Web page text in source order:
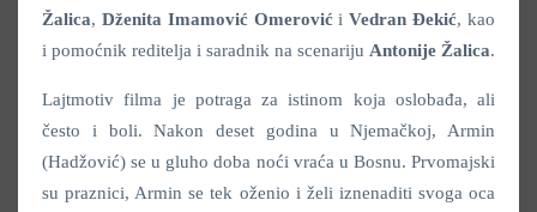
Žalica, Dženita Imamović Omerović iVedran Đekić, kao
i pomoćnik reditelja i saradnik na scenariju Antonije Žalica.
Lajtmotiv filma je potraga za istinom koja oslobađa, ali
često i boli. Nakon deset godina u Njemačkoj, Armin
(Hadžović) se u gluho doba noći vraća u Bosnu. Prvomajski
su praznici, Armin se tek oženio i želi iznenaditi svoga oca